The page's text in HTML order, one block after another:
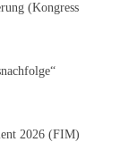
(Kongress
2026 (FIM)